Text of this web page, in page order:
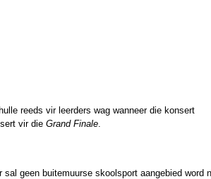
reeds vir leerders wag wanneer die konsert
vir die Grand Finale.
geen buitemuurse skoolsport aangebied word